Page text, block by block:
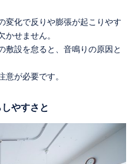
変化で反りや膨張が起こりやす
かせません。
敷設を怠ると、音鳴りの原因と
が必要です。
やすさと